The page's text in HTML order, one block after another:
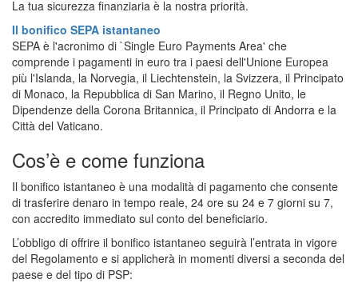
La tua sicurezza finanziaria è la nostra priorità.
Il bonifico SEPA istantaneo
SEPA è l'acronimo di `Single Euro Payments Area' che
comprende i pagamenti in euro tra i paesi dell'Unione Europea
più l'Islanda, la Norvegia, il Liechtenstein, la Svizzera, il Principato
di Monaco, la Repubblica di San Marino, il Regno Unito, le
Dipendenze della Corona Britannica, il Principato di Andorra e la
Città del Vaticano.
Cos’è e come funziona
Il bonifico istantaneo è una modalità di pagamento che consente
di trasferire denaro in tempo reale, 24 ore su 24 e 7 giorni su 7,
con accredito immediato sul conto del beneficiario.
L’obbligo di offrire il bonifico istantaneo seguirà l’entrata in vigore
del Regolamento e si applicherà in momenti diversi a seconda del
paese e del tipo di PSP: